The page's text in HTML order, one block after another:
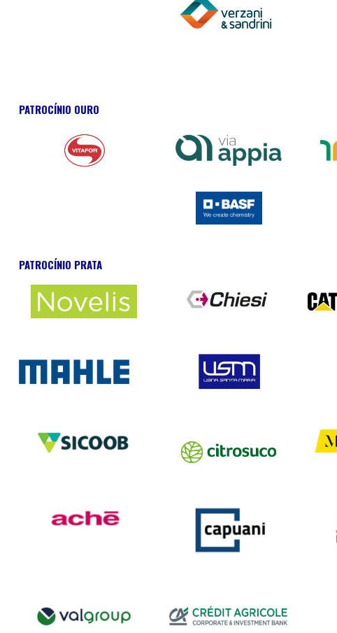
PATROCÍNIO OURO
PATROCÍNIO PRATA